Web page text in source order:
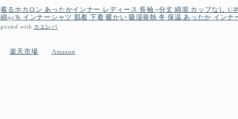
着るホカロン あったかインナー レディース 長袖 7分丈 綿混 カップなし U
綿95％ インナーシャツ 肌着 下着 暖かい 吸湿発熱 冬 保温 あったか イン
posted with カエレバ
楽天市場 Amazon